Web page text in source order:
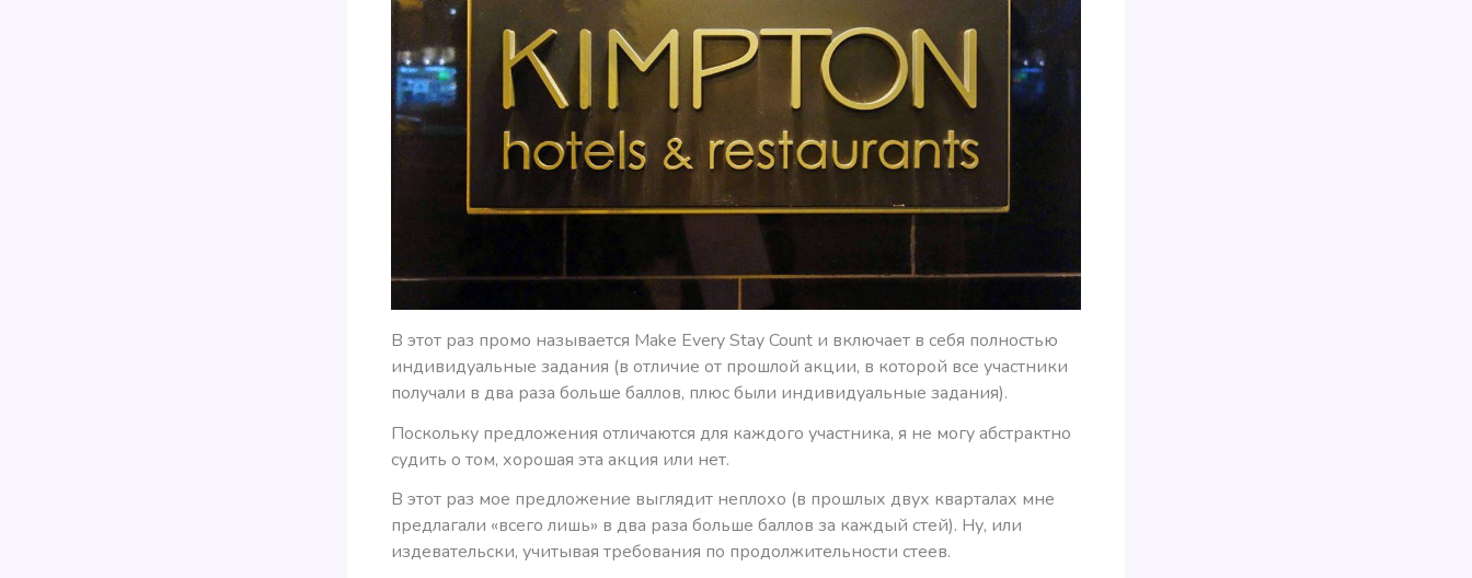
В этот раз промо называется Make Every Stay Count и включает в себя полностью
индивидуальные задания (в отличие от прошлой акции, в которой все участники
получали в два раза больше баллов, плюс были индивидуальные задания).
Поскольку предложения отличаются для каждого участника, я не могу абстрактно
судить о том, хорошая эта акция или нет.
В этот раз мое предложение выглядит неплохо (в прошлых двух кварталах мне
предлагали «всего лишь» в два раза больше баллов за каждый стей). Ну, или
издевательски, учитывая требования по продолжительности стеев.